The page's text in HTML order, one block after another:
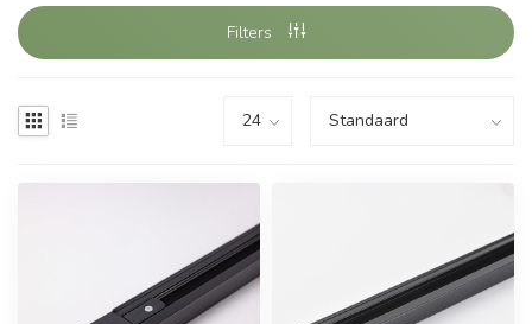
Filters